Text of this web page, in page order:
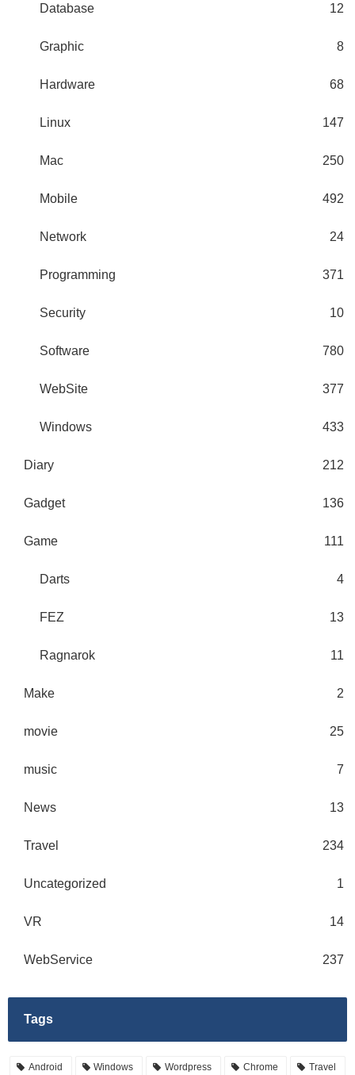
Database 12
Graphic 8
Hardware 68
Linux 147
Mac 250
Mobile 492
Network 24
Programming 371
Security 10
Software 780
WebSite 377
Windows 433
Diary 212
Gadget 136
Game 111
Darts 4
FEZ 13
Ragnarok 11
Make 2
movie 25
music 7
News 13
Travel 234
Uncategorized 1
VR 14
WebService 237
Tags
Android Windows Wordpress Chrome Travel